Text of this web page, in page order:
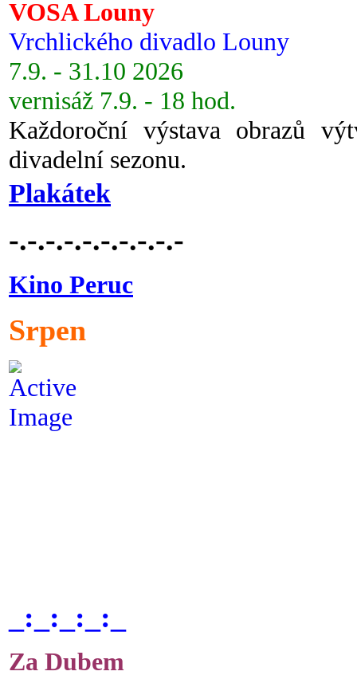
VOSA Louny
Vrchlického divadlo Louny
7.9. - 31.10 2026
vernisáž 7.9. - 18 hod.
Každoroční výstava obrazů
divadelní sezonu.
Plakátek
-.-.-.-.-.-.-.-.-.-
Kino Peruc
Srpen
_:_:_:_:_
Za Dubem